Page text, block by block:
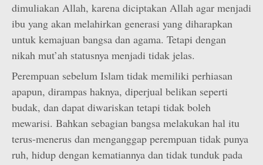
dimuliakan Allah, karena diciptakan Allah agar menjadi
ibu yang akan melahirkan generasi yang diharapkan
untuk kemajuan bangsa dan agama. Tetapi dengan
nikah mut’ah statusnya menjadi tidak jelas.
Perempuan sebelum Islam tidak memiliki perhiasan
apapun, dirampas haknya, diperjual belikan seperti
budak, dan dapat diwariskan tetapi tidak boleh
mewarisi. Bahkan sebagian bangsa melakukan hal itu
terus-menerus dan menganggap perempuan tidak punya
ruh, hidup dengan kematiannya dan tidak tunduk pada